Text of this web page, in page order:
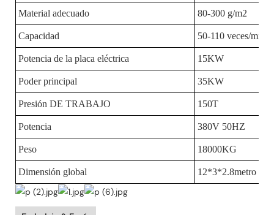
Material adecuado 80-300 g/m2
Capacidad 50-110 veces/
Potencia de la placa eléctrica 15KW
Poder principal 35KW
Presión DE TRABAJO 150T
Potencia 380V 50HZ
Peso 18000KG
Dimensión global 12*3*2.8metro